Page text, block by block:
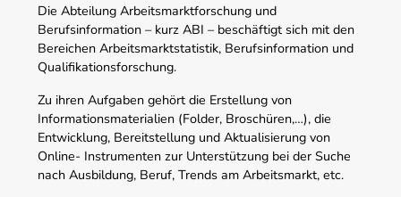
Die Abteilung Arbeitsmarktforschung und
Berufsinformation – kurz ABI – beschäftigt sich mit den
Bereichen Arbeitsmarktstatistik, Berufsinformation und
Qualifikationsforschung.
Zu ihren Aufgaben gehört die Erstellung von
Informationsmaterialien (Folder, Broschüren,…), die
Entwicklung, Bereitstellung und Aktualisierung von
Online- Instrumenten zur Unterstützung bei der Suche
nach Ausbildung, Beruf, Trends am Arbeitsmarkt, etc.